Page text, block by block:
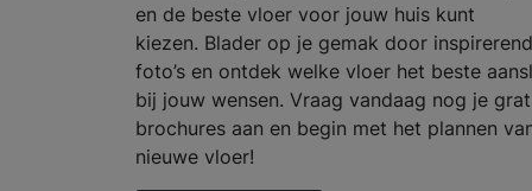
en de beste vloer voor jouw huis kunt
kiezen. Blader op je gemak door
foto’s en ontdek welke vloer het beste
bij jouw wensen. Vraag vandaag nog je
brochures aan en begin met het plannen
nieuwe vloer!